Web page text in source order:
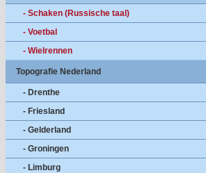
- Schaken (Russische taal)
- Voetbal
- Wielrennen
Topografie Nederland
- Drenthe
- Friesland
- Gelderland
- Groningen
- Limburg